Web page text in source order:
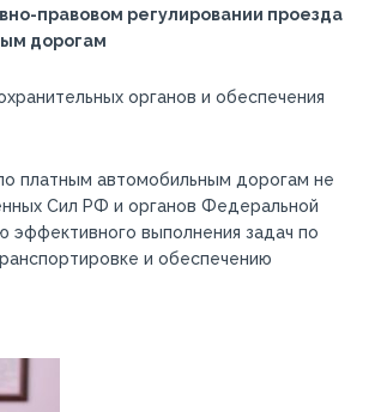
правовом регулировании проезда
дорогам
органов и обеспечения
платным автомобильным дорогам не
Сил РФ и органов Федеральной
выполнения задач по
и обеспечению